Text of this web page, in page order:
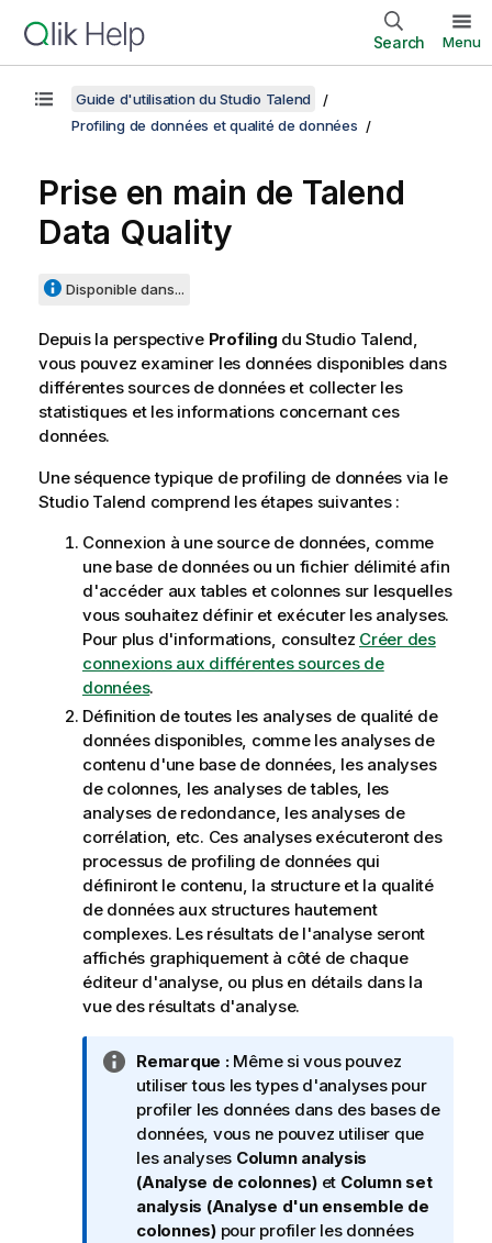
Search Menu
Guide d'utilisation du Studio Talend
Profiling de données et qualité de données
Prise en main de Talend
Data Quality
Disponible dans...
Depuis la perspective Profiling duStudio Talend,
vous pouvez examiner les données disponibles dans
différentes sources de données et collecter les
statistiques et les informations concernant ces
données.
Une séquence typique de profiling de données via le
Studio Talend comprend les étapes suivantes :
Connexion à une source de données, comme
une base de données ou un fichier délimité afin
d'accéder aux tables et colonnes sur lesquelles
vous souhaitez définir et exécuter les analyses.
Pour plus d'informations, consultez Créer des
connexions aux différentes sources de
données.
Définition de toutes les analyses de qualité de
données disponibles, comme les analyses de
contenu d'une base de données, les analyses
de colonnes, les analyses de tables, les
analyses de redondance, les analyses de
corrélation, etc. Ces analyses exécuteront des
processus de profiling de données qui
définiront le contenu, la structure et la qualité
de données aux structures hautement
complexes. Les résultats de l'analyse seront
affichés graphiquement à côté de chaque
éditeur d'analyse, ou plus en détails dans la
vue des résultats d'analyse.
N
o
t
e
I
n
f
o
Remarque :Même si vous pouvez
utiliser tous les types d'analyses pour
profiler les données dans des bases de
données, vous ne pouvez utiliser que
les analyses Column analysis
(Analyse de colonnes)et Column set
analysis (Analyse d'un ensemble de
colonnes)pour profiler les données